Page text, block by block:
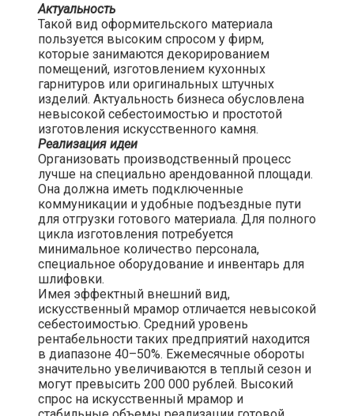
Актуальность
Такой вид оформительского материала
пользуется высоким спросом у фирм,
которые занимаются декорированием
помещений, изготовлением кухонных
гарнитуров или оригинальных штучных
изделий. Актуальность бизнеса обусловлена
невысокой себестоимостью и простотой
изготовления искусственного камня.
Реализация идеи
Организовать производственный процесс
лучше на специально арендованной площади.
Она должна иметь подключенные
коммуникации и удобные подъездные пути
для отгрузки готового материала. Для полного
цикла изготовления потребуется
минимальное количество персонала,
специальное оборудование и инвентарь для
шлифовки.
Имея эффектный внешний вид,
искусственный мрамор отличается невысокой
себестоимостью. Средний уровень
рентабельности таких предприятий находится
в диапазоне 40–50%. Ежемесячные обороты
значительно увеличиваются в теплый сезон и
могут превысить 200 000 рублей. Высокий
спрос на искусственный мрамор и